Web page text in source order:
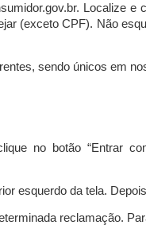
Localize e
(exceto CPF). Não
sendo únicos em
no botão “Entrar
esquerdo da tela.
reclamação.